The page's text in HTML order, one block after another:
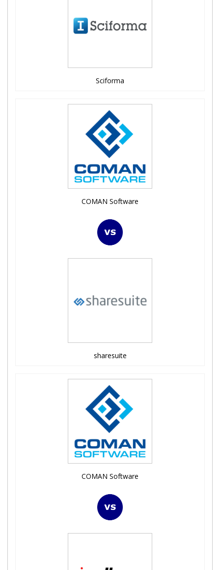
Sciforma
COMAN Software
sharesuite
COMAN Software